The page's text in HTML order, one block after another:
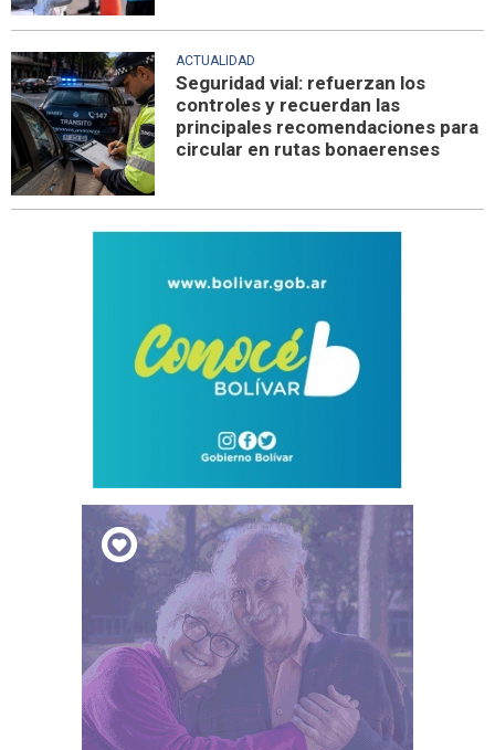
ACTUALIDAD
Seguridad vial: refuerzan los
controles y recuerdan las
principales recomendaciones para
circular en rutas bonaerenses